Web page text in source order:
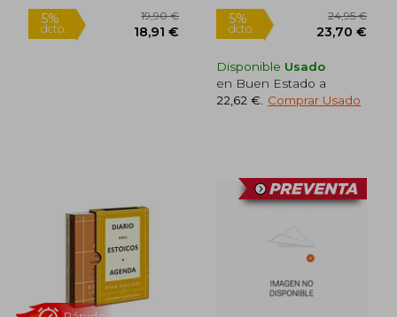
dcto.
Rápido
Disponible Usado
en Buen Estado a
22,62 € Comprar Usado